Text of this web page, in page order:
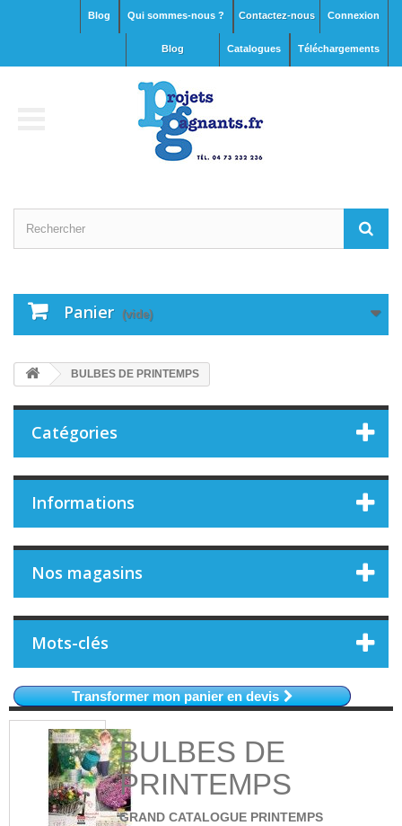
Connexion
Contactez-nous
Qui sommes-nous ?
Blog
Téléchargements
Catalogues
blog
Panier (vide)
BULBES DE PRINTEMPS
Catégories
Informations
Nos magasins
Mots-clés
Transformer mon panier en devis
BULBES DE
PRINTEMPS
GRAND CATALOGUE PRINTEMPS